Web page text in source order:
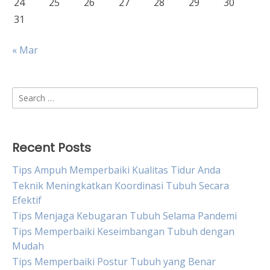
31
« Mar
Search
for:
Recent Posts
Tips Ampuh Memperbaiki Kualitas Tidur Anda
Teknik Meningkatkan Koordinasi Tubuh Secara
Efektif
Tips Menjaga Kebugaran Tubuh Selama Pandemi
Tips Memperbaiki Keseimbangan Tubuh dengan
Mudah
Tips Memperbaiki Postur Tubuh yang Benar